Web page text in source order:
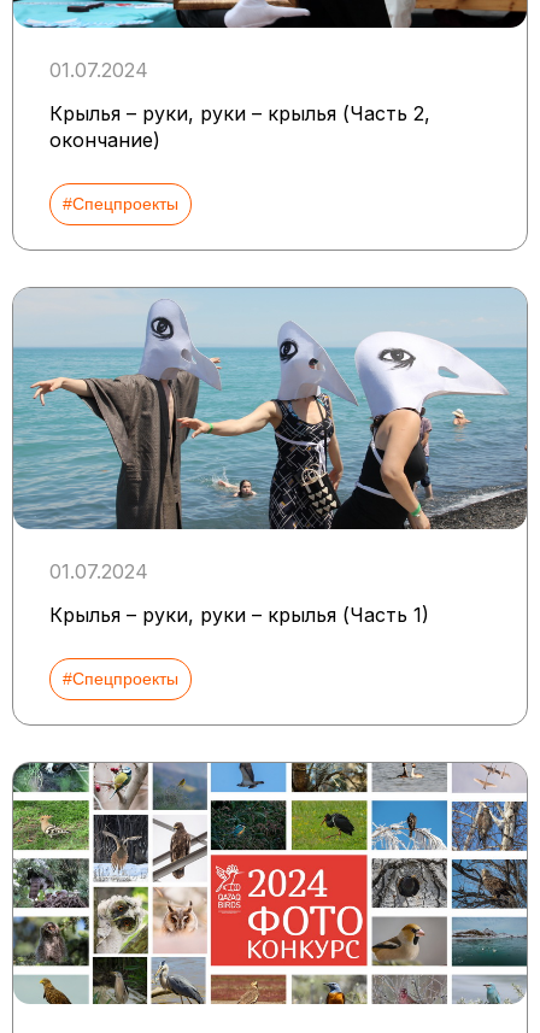
01.07.2024
Крылья – руки, руки – крылья (Часть 2,
окончание)
#Спецпроекты
01.07.2024
Крылья – руки, руки – крылья (Часть 1)
#Спецпроекты